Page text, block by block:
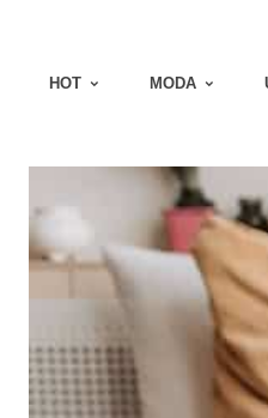
HOT MODA